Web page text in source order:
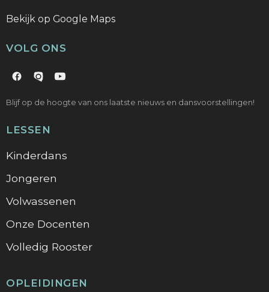
Bekijk op Google Maps
VOLG ONS
Blijf op de hoogte van ons laatste nieuws en dansvoorstellingen!
LESSEN
Kinderdans
Jongeren
Volwassenen
Onze Docenten
Volledig Rooster
OPLEIDINGEN